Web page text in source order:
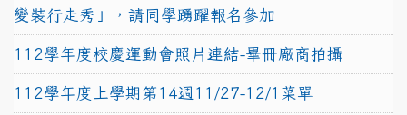
變裝行走秀」，請同學踴躍報名參加
112學年度校慶運動會照片連結-畢冊廠商拍攝
112學年度上學期第14週11/27-12/1菜單